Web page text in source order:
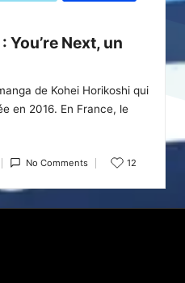
You’re Next, un
de Kohei Horikoshi qui
en 2016. En France, le
No Comments 12